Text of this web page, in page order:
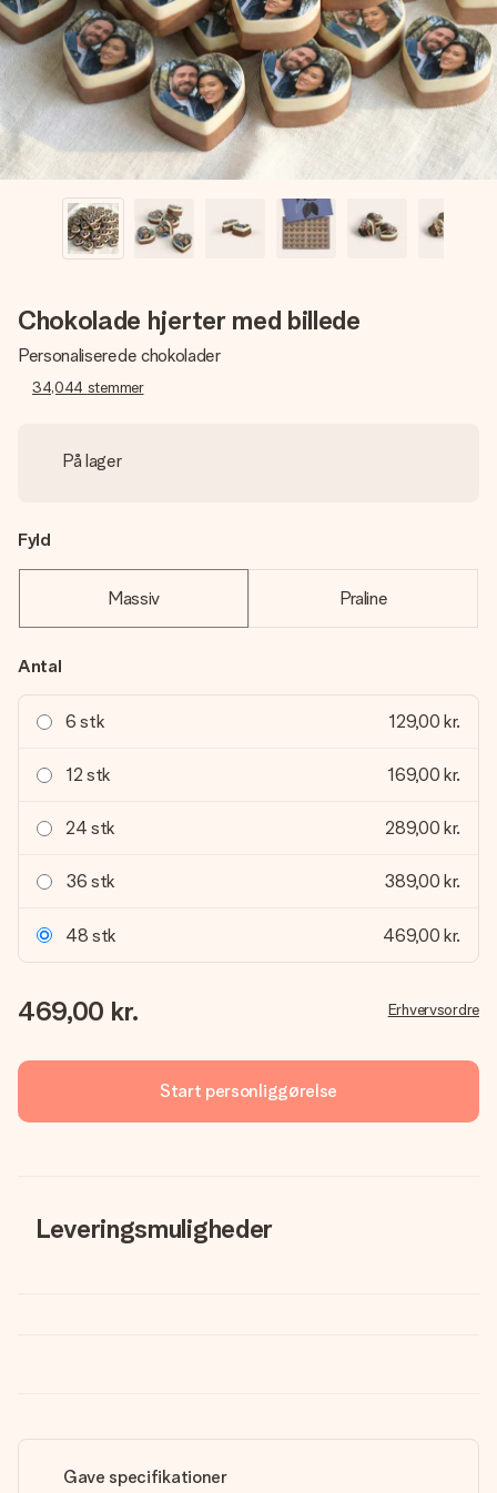
billede af dig eller en besked, der går lige i hendes hjerte.
Intet besvær men udelukkende en masse kærlighed i
øjeblikket.
Chokolade hjerter med billede
Personaliserede chokolader
34,044 stemmer
På lager
Fyld
Massiv Praline
Antal
6 stk 129,00 kr.
12 stk 169,00 kr.
24 stk 289,00 kr.
36 stk 389,00 kr.
48 stk 469,00 kr.
469,00 kr. Erhvervsordre
Start personliggørelse
Leveringsmuligheder
Gave specifikationer